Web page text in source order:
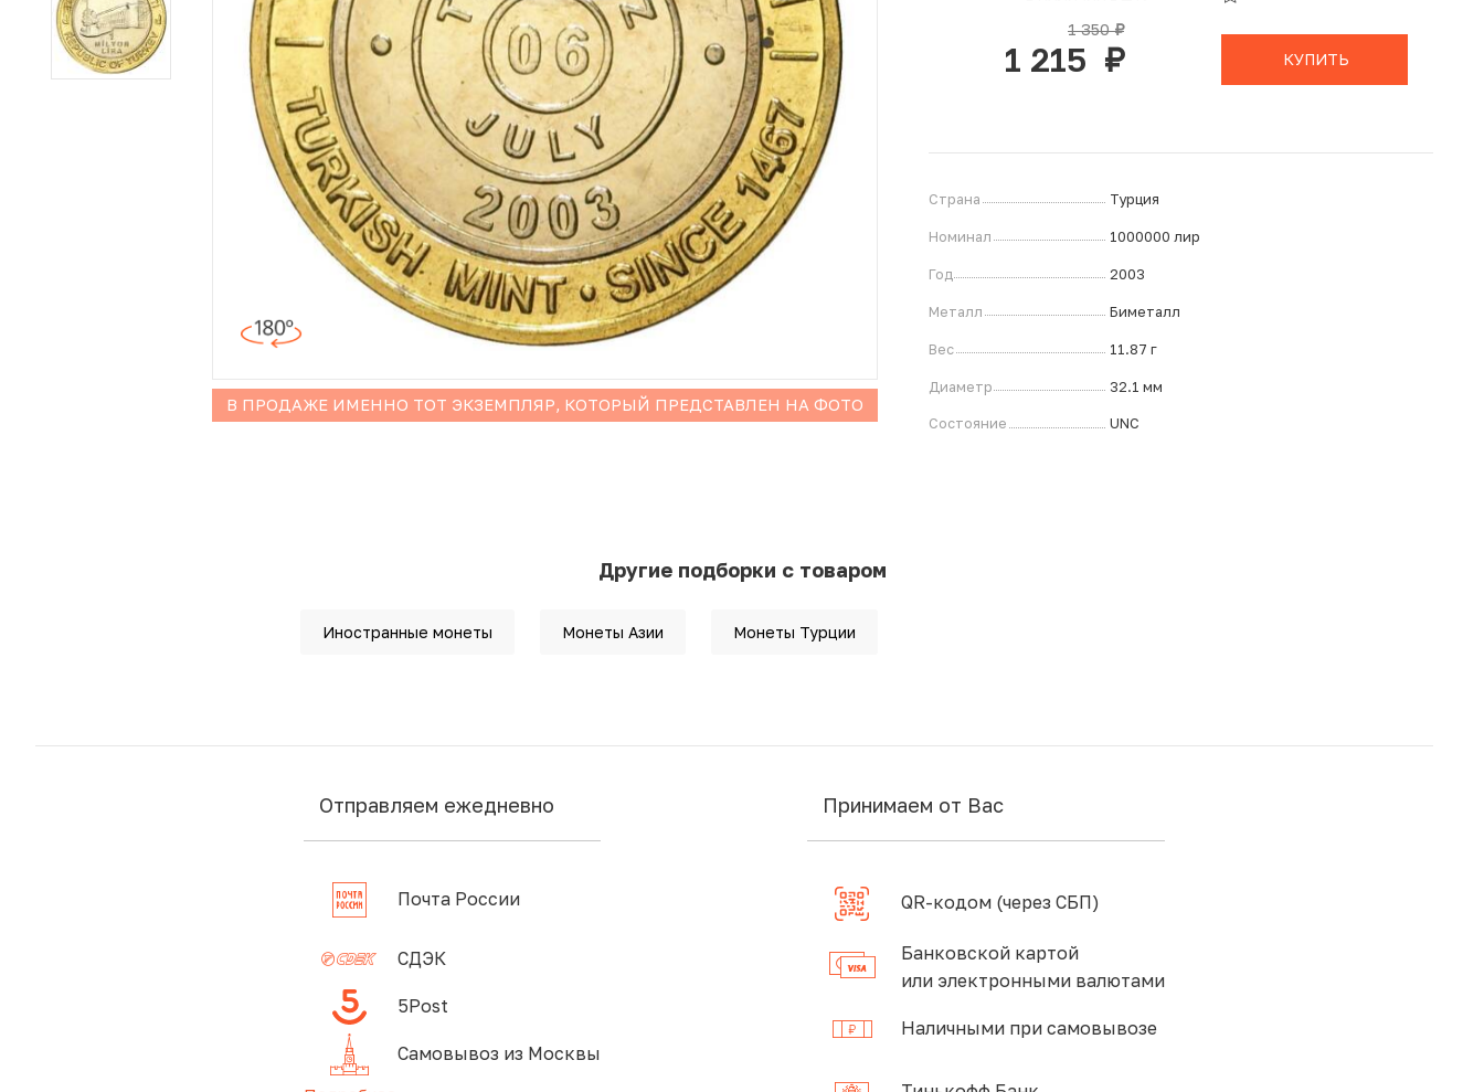
Иностранные монеты
Неофициальные выпуски монет (Unusual)
Античные и средневековые монеты
В ПРОДАЖЕ ИМЕННО ТОТ ЭКЗЕМПЛЯР, КОТОРЫЙ ПРЕДСТАВЛЕН НА ФОТО
1 350руб.
1 215 руб. КУПИТЬ
Страна Турция
Номинал 1000000 лир
Год 2003
Металл Биметалл
Вес 11.87 г
Диаметр 32.1 мм
Состояние UNC
Другие подборки с товаром
Иностранные монеты Монеты Азии Монеты Турции
Отправляем ежедневно
Почта России
СДЭК
5Post
Самовывоз из Москвы
Принимаем от Вас
QR-кодом (через СБП)
Банковской картой
или электронными валютами
Наличными при самовывозе